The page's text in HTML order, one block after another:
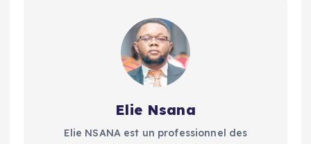
Elie Nsana
Elie NSANA est un professionnel des